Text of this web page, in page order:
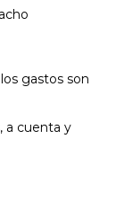
gastos son
a cuenta y